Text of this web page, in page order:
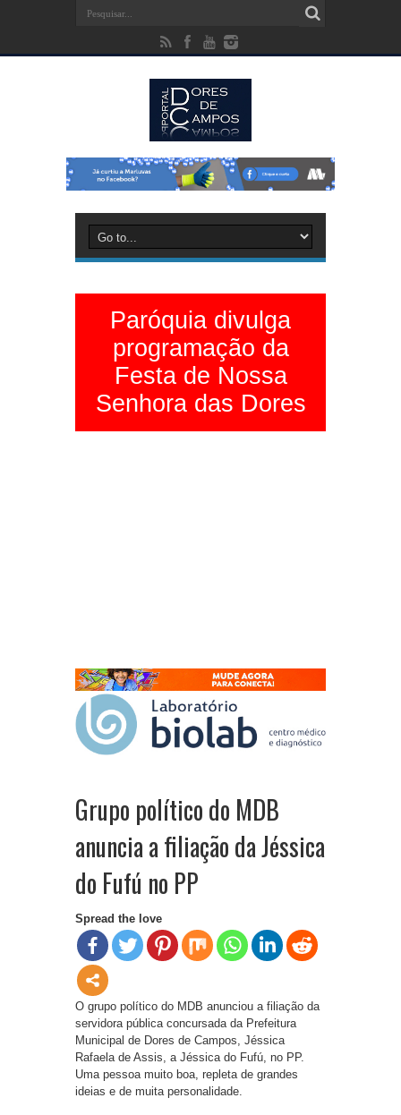
Paróquia divulga
programação da
Festa de Nossa
Senhora das Dores
Grupo político do MDB
anuncia a filiação da Jéssica
do Fufú no PP
Spread the love
O grupo político do MDB anunciou a filiação da
servidora pública concursada da Prefeitura
Municipal de Dores de Campos, Jéssica
Rafaela de Assis, a Jéssica do Fufú, no PP.
Uma pessoa muito boa, repleta de grandes
ideias e de muita personalidade.